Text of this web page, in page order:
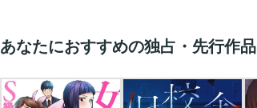
あなたにおすすめの独占・先行作品